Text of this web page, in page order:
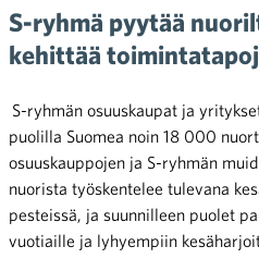
S-ryhmä pyytää
kehittää
S-ryhmän osuuskaupat ja
puolilla Suomea noin 18 000
osuuskauppojen ja S-ryhmän
nuorista työskentelee tulevana
pesteissä, ja suunnilleen puolet
vuotiaille ja lyhyempiin